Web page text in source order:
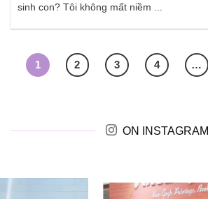
sinh con? Tôi không mất niềm ...
1 2 3 4 …
ON INSTAGRAM